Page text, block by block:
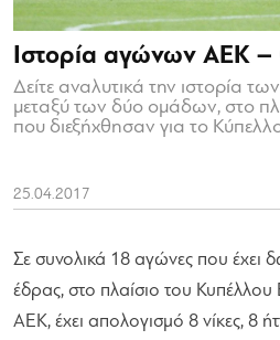
Ιστορία αγώνων ΑΕΚ –
Δείτε αναλυτικά την ιστορία
μεταξύ των δύο ομάδων, στo
που διεξήχθησαν για το
25.04.2017
Σε συνολικά 18 αγώνες που έχει
έδρας, στο πλαίσιο του Κυπέλλου
ΑΕΚ, έχει απολογισμό 8 νίκες, 8